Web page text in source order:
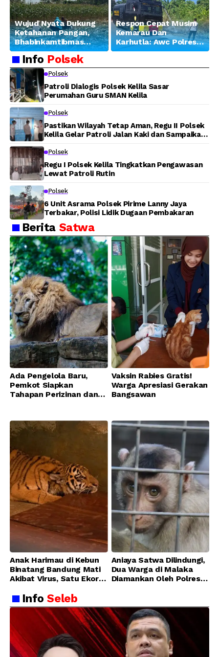
Wujud Nyata Dukung
Ketahanan Pangan,
Bhabinkamtibmas
Banjar Ausoy Turun
Langsung Bantu
Warga Panen Jagung
Respon Cepat Musim
Kemarau Dan
Karhutla: Awc Polres
Teluk Bintuni
Lahan di Jalan Poros
Info Polsek
Polsek
Patroli Dialogis Polsek Kelila Sasar
Perumahan Guru SMAN Kelila
Polsek
Pastikan Wilayah Tetap Aman, Regu II Polsek
Kelila Gelar Patroli Jalan Kaki dan Sampaikan
Polsek
Regu I Polsek Kelila Tingkatkan Pengawasan
Lewat Patroli Rutin
Polsek
6 Unit Asrama Polsek Pirime Lanny Jaya
Terbakar, Polisi Lidik Dugaan Pembakaran
Berita Satwa
Ada Pengelola Baru,
Pemkot Siapkan
Tahapan Perizinan dan
Vaksin Rabies Gratis!
Warga Apresiasi Gerakan
Bangsawan
Anak Harimau di Kebun
Binatang Bandung Mati
Akibat Virus, Satu Ekor
Membaik
Aniaya Satwa Dilindungi,
Dua Warga di Malaka
Diamankan Oleh Polres
InfoSeleb